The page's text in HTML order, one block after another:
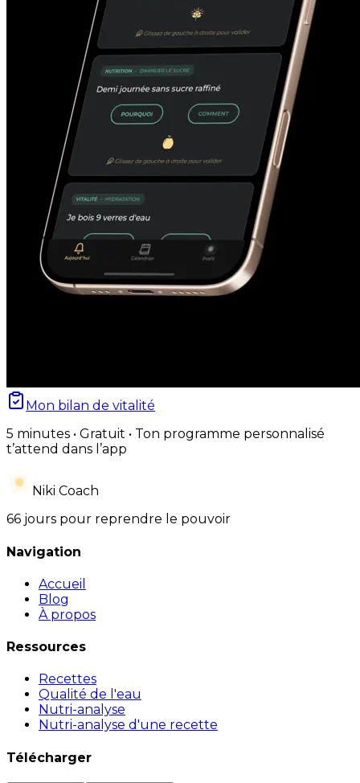
Mon bilan de vitalité
5 minutes • Gratuit • Ton programme personnalisé
t’attend dans l’app
Niki Coach
66 jours pour reprendre le pouvoir
Navigation
Accueil
Blog
À propos
Ressources
Recettes
Qualité de l'eau
Nutri-analyse
Nutri-analyse d'une recette
Télécharger